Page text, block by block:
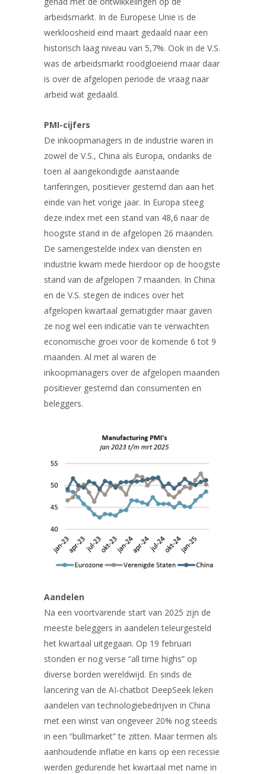
arbeidsmarkt. In de Europese Unie is de
werkloosheid eind maart gedaald naar een
historisch laag niveau van 5,7%. Ook in de V.S.
was de arbeidsmarkt roodgloeiend maar daar
is over de afgelopen periode de vraag naar
arbeid wat gedaald.
PMI-cijfers
De inkoopmanagers in de industrie waren in
zowel de V.S., China als Europa, ondanks de
toen al aangekondigde aanstaande
tariferingen, positiever gestemd dan aan het
einde van het vorige jaar. In Europa steeg
deze index met een stand van 48,6 naar de
hoogste stand in de afgelopen 26 maanden.
De samengestelde index van diensten en
industrie kwam mede hierdoor op de hoogste
stand van de afgelopen 7 maanden. In China
en de V.S. stegen de indices over het
afgelopen kwartaal gematigder maar gaven
ze nog wel een indicatie van te verwachten
economische groei voor de komende 6 tot 9
maanden. Al met al waren de
inkoopmanagers over de afgelopen maanden
positiever gestemd dan consumenten en
beleggers.
Aandelen
Na een voortvarende start van 2025 zijn de
meeste beleggers in aandelen teleurgesteld
het kwartaal uitgegaan. Op 19 februari
stonden er nog verse “all time highs” op
diverse borden wereldwijd. En sinds de
lancering van de AI-chatbot DeepSeek leken
aandelen van technologiebedrijven in China
met een winst van ongeveer 20% nog steeds
in een “bullmarket” te zitten. Maar termen als
aanhoudende inflatie en kans op een recessie
werden gedurende het kwartaal met name in